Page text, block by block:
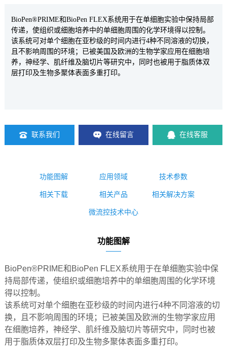
BioPen®PRIME和BioPen FLEX系统用于在单细胞实验中保持局部
传递，使组织或细胞培养中的单细胞周围的化学环境得以控制。
该系统可对单个细胞在亚秒级的时间内进行4种不同溶液的切换，
且不影响周围的环境；已被美国及欧洲的生物学家应用在细胞培
养，神经学、肌纤维及脑切片等研究中，同时也被用于脂质体双
层打印及生物多聚体表面多重打印。
联系我们 在线留言 在线客服
功能图解 应用领域 技术参数
相关下载 相关产品 相关解决方案
微流控技术中心
功能图解
BioPen®PRIME和BioPen FLEX系统用于在单细胞实验中保
持局部传递，使组织或细胞培养中的单细胞周围的化学环境
得以控制。
该系统可对单个细胞在亚秒级的时间内进行4种不同溶液的切
换，且不影响周围的环境；已被美国及欧洲的生物学家应用
在细胞培养，神经学、肌纤维及脑切片等研究中，同时也被
用于脂质体双层打印及生物多聚体表面多重打印。